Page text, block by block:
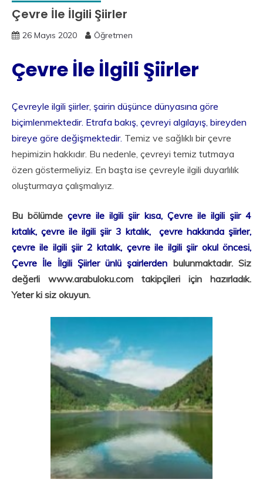
Çevre İle İlgili Şiirler
26 Mayıs 2020 Öğretmen
Çevre İle İlgili Şiirler
Çevreyle ilgili şiirler, şairin düşünce dünyasına göre
biçimlenmektedir. Etrafa bakış, çevreyi algılayış, bireyden
bireye göre değişmektedir. Temiz ve sağlıklı bir çevre
hepimizin hakkıdır. Bu nedenle, çevreyi temiz tutmaya
özen göstermeliyiz. En başta ise çevreyle ilgili duyarlılık
oluşturmaya çalışmalıyız.
Bu bölümdeçevre ile ilgili şiir kısa, Çevre ile ilgili şiir 4
kıtalık, çevre ile ilgili şiir 3 kıtalık, çevre hakkında şiirler,
çevre ile ilgili şiir 2 kıtalık, çevre ile ilgili şiir okul öncesi,
Çevre İle İlgili Şiirler ünlü şairlerden bulunmaktadır. Siz
değerli www.arabuloku.com takipçileri için hazırladık.
Yeter ki siz okuyun.